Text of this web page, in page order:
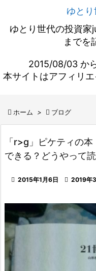
ゆと
ゆとり世代の投資家
までを
2015/08/03 か
本サイトはアフィリ
 ホーム >  ブログ
「r>g」ピケティの
できる？どうやって
 2015年1月6日  2019年